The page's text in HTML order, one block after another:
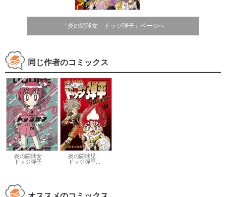
「炎の闘球女 ドッジ弾子」ページへ
同じ作者のコミックス
炎の闘球女
ドッジ弾子
炎の闘球児
ドッジ弾平...